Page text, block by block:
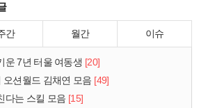
간 월간 이슈
운 7년 터울 여동생 [20]
오션월드 김채연 모음 [49]
다는 스킬 모음 [15]